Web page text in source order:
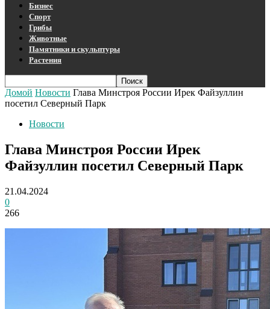
Бизнес
Спорт
Грибы
Животные
Памятники и скульптуры
Растения
Домой Новости Глава Минстроя России Ирек Файзуллин
посетил Северный Парк
Новости
Глава Минстроя России Ирек
Файзуллин посетил Северный Парк
21.04.2024
0
266